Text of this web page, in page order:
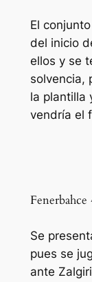
El
del inicio
ellos y se
solvencia,
la plantilla
vendría el
Se
pues se
ante